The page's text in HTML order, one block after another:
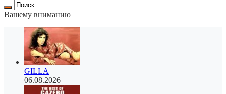
Вашему вниманию
GILLA
06.08.2026